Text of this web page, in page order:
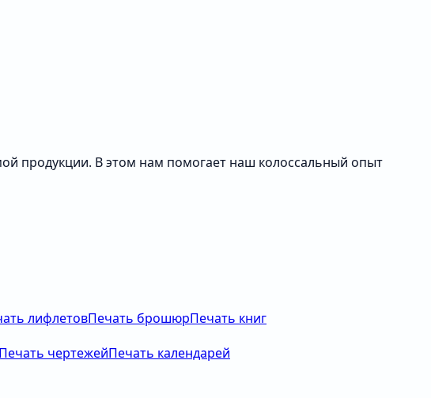
продукции. В этом нам помогает наш колоссальный опыт
лифлетовПечать брошюрПечать книг
Печать чертежейПечать календарей